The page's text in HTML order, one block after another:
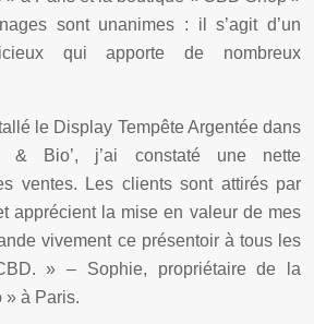
sont unanimes : il s’agit d’un
qui apporte de nombreux
le Display Tempête Argentée dans
& Bio’, j’ai constaté une nette
ventes. Les clients sont attirés par
apprécient la mise en valeur de mes
vivement ce présentoir à tous les
» – Sophie, propriétaire de la
» à Paris.